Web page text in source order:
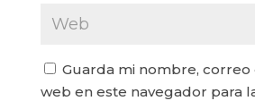
Guarda mi nombre,
web en este navegador para